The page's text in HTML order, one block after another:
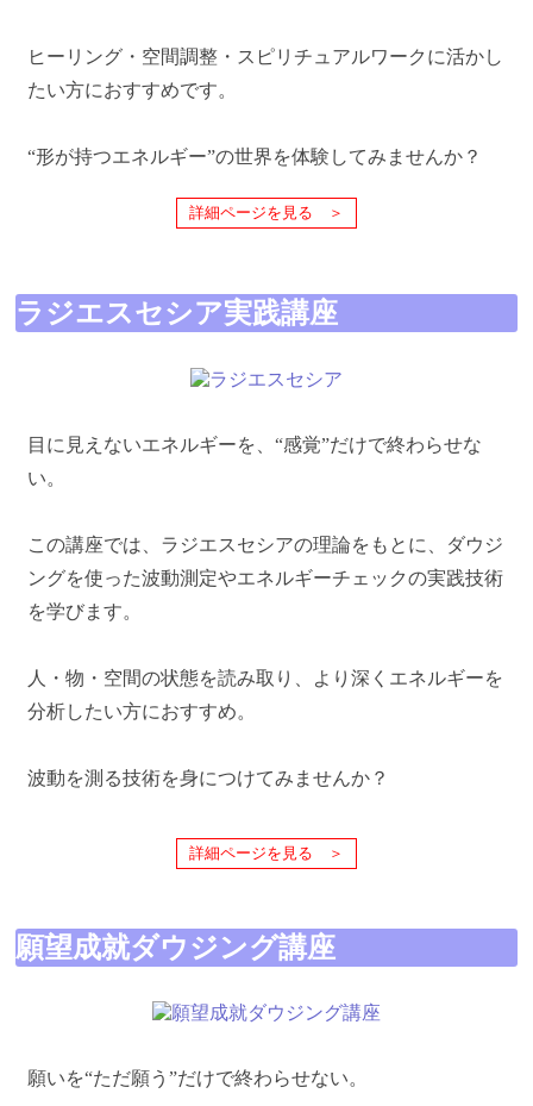
ヒーリング・空間調整・スピリチュアルワークに活かし
たい方におすすめです。
“形が持つエネルギー”の世界を体験してみませんか？
詳細ページを見る ＞
ラジエスセシア実践講座
目に見えないエネルギーを、“感覚”だけで終わらせな
い。
この講座では、ラジエスセシアの理論をもとに、ダウジ
ングを使った波動測定やエネルギーチェックの実践技術
を学びます。
人・物・空間の状態を読み取り、より深くエネルギーを
分析したい方におすすめ。
波動を測る技術を身につけてみませんか？
詳細ページを見る ＞
願望成就ダウジング講座
願いを“ただ願う”だけで終わらせない。